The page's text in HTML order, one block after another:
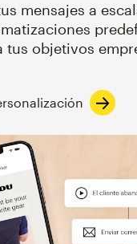
mensajes a
tus objetivos